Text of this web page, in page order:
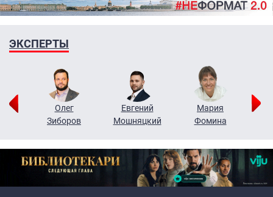
ЭКСПЕРТЫ
Олег
Зиборов
Евгений
Мошняцкий
Мария
Фомина